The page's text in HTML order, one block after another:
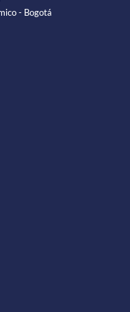
- Bogotá